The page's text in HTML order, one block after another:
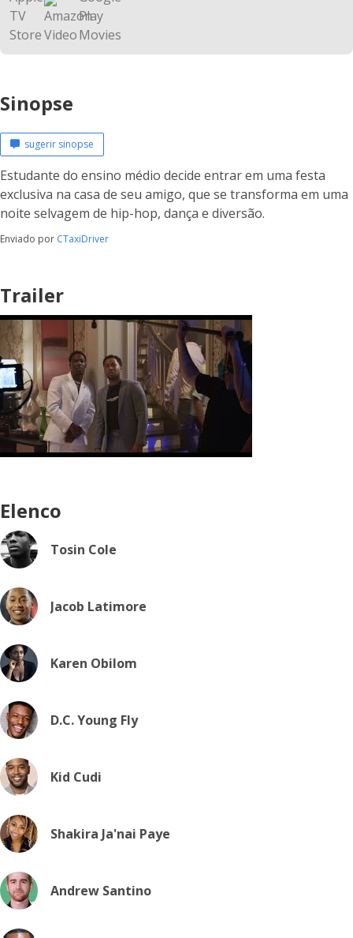
Sinopse
sugerir sinopse
Estudante do ensino médio decide entrar em uma festa
exclusiva na casa de seu amigo, que se transforma em uma
noite selvagem de hip-hop, dança e diversão.
Enviado por CTaxiDriver
Trailer
Elenco
Tosin Cole
Jacob Latimore
Karen Obilom
D.C. Young Fly
Kid Cudi
Shakira Ja'nai Paye
Andrew Santino